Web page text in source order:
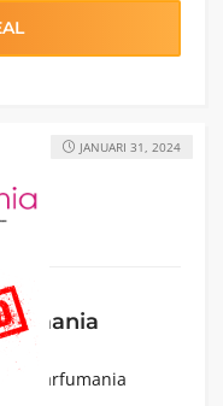
bij Parfumania
JANUARI 31, 2024